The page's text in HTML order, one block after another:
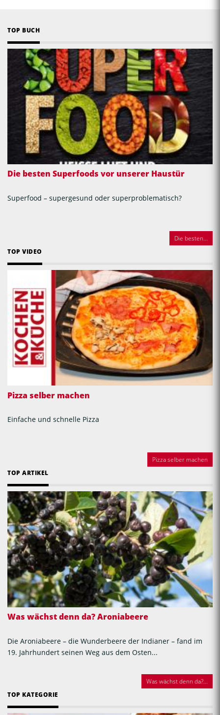
TOP BUCH
Die besten Superfoods vor unserer Haustür
Superfood – supergesund oder superproblematisch?
Die besten...
TOP VIDEO
Pizza selber machen
Einfache und schnelle Pizza
Pizza selber machen
TOP ARTIKEL
Was wächst denn da? Aroniabeere
Die Aroniabeere – die Wunderbeere der Indianer – fand im
19. Jahrhundert seinen Weg aus dem Osten...
Was wächst denn da?...
TOP KATEGORIE